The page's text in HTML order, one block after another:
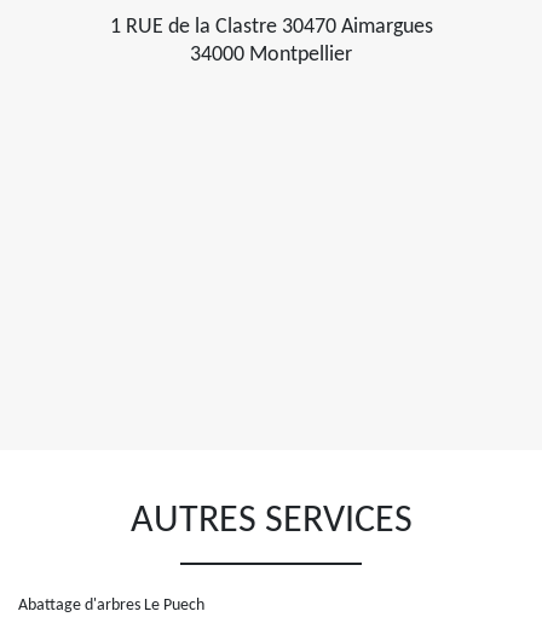
1 RUE de la Clastre 30470 Aimargues
34000 Montpellier
AUTRES SERVICES
Abattage d'arbres Le Puech